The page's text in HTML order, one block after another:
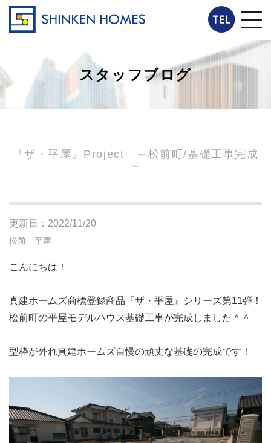
スタッフブログ
『ザ・平屋』Project ～松前町/基礎工事完成
～
更新日：2022/11/20
松前 平屋
こんにちは！
真建ホームズ商標登録商品『ザ・平屋』シリーズ第11弾！
松前町の平屋モデルハウス基礎工事が完成しました＾＾
型枠が外れ真建ホームズ自慢の頑丈な基礎の完成です！